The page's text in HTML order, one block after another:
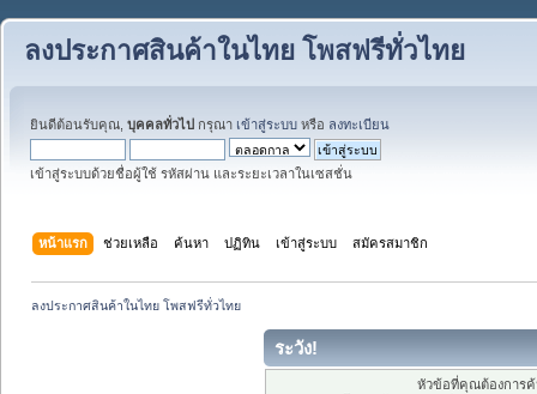
ลงประกาศสินค้าในไทย โพสฟรีทั่วไทย
ยินดีต้อนรับคุณ, บุคคลทั่วไป กรุณา เข้าสู่ระบบ หรือ ลงทะเบียน
เข้าสู่ระบบด้วยชื่อผู้ใช้ รหัสผ่าน และระยะเวลาในเซสชั่น
หน้าแรก ช่วยเหลือ ค้นหา ปฏิทิน เข้าสู่ระบบ สมัครสมาชิก
ลงประกาศสินค้าในไทย โพสฟรีทั่วไทย
ระวัง!
หัวข้อที่คุณต้องการ